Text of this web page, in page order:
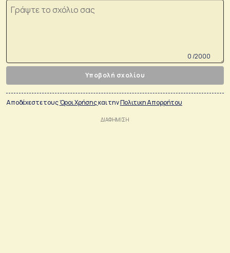
0 /2000
Υποβολή σχολίου
Αποδέχεστε τουςΌροι Χρήσηςκαι τηνΠολιτικη Απορρήτου